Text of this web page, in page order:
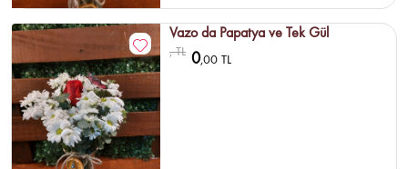
Vazo da Papatya ve Tek Gül
, TL 0,00 TL